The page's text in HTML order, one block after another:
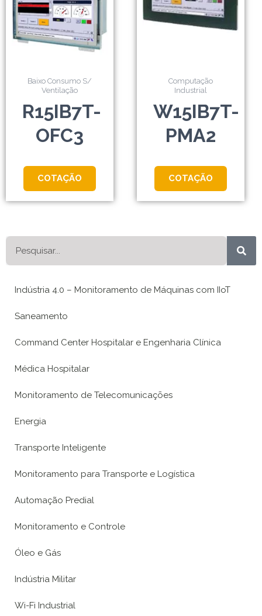
Baixo Consumo S/
Ventilação
R15IB7T-
OFC3
COTAÇÃO
Computação
Industrial
W15IB7T-
PMA2
COTAÇÃO
Indústria 4.0 – Monitoramento de Máquinas com IIoT
Saneamento
Command Center Hospitalar e Engenharia Clínica
Médica Hospitalar
Monitoramento de Telecomunicações
Energia
Transporte Inteligente
Monitoramento para Transporte e Logística
Automação Predial
Monitoramento e Controle
Óleo e Gás
Indústria Militar
Wi-Fi Industrial